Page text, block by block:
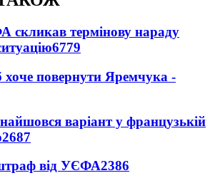
скликав термінову нараду
6779
повернути Яремчука -
варіант у французькій
2687
від УЄФА2386